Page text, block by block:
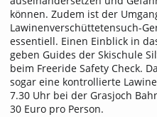
können. Zudem ist der
Lawinenverschüttetensuch-
essentiell. Einen Einblick in
geben Guides der Skischule
beim Freeride Safety Check.
sogar eine kontrollierte
7.30 Uhr bei der Grasjoch
30 Euro pro Person.